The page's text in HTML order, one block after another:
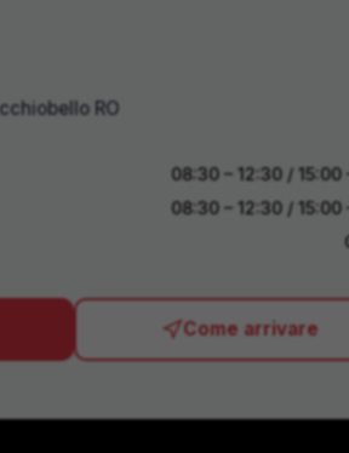
RO
08:30 – 12:30 / 15:00
08:30 – 12:30 / 15:00
Come arrivare